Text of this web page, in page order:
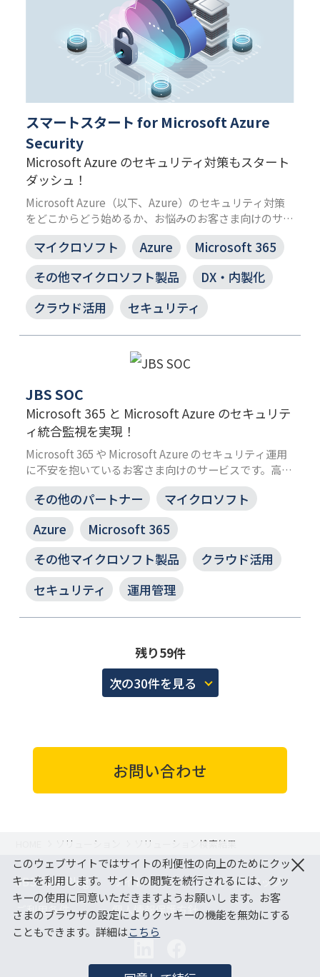
スマートスタート for Microsoft Azure
Security
Microsoft Azure のセキュリティ対策もスタート
ダッシュ！
Microsoft Azure（以下、Azure）のセキュリティ対策
をどこからどう始めるか、お悩みのお客さま向けのサー
ビスです。高度化するサイバー攻撃に対応する最先端の
脅威検知、保護機能を実装し、安心安全なクラウド環境
を実現します。
マイクロソフト Azure
Microsoft 365
その他マイクロソフト製品
DX・内製化
クラウド活用
セキュリティ
JBS SOC
Microsoft 365 と Microsoft Azure のセキュリテ
ィ統合監視を実現！
Microsoft 365 や Microsoft Azure のセキュリティ運用
に不安を抱いているお客さま向けのサービスです。高度
なログ分析により、本当に対応が必要なアラートを見極
め、対処やチューニングを代行、支援することで、健全
な環境の維持を実現できます。
その他のパートナー
マイクロソフト
Azure
Microsoft 365
その他マイクロソフト製品
クラウド活用
セキュリティ
運用管理
残り59件
次の30件を見る
お問い合わせ
ソリューション ソリューション検索結果
JBS Tech Blog サイトマップ
アクセスマップ
ご利用条件
個人情報保護方針
このウェブサイトではサイトの利便性の向上のためにクッ
キーを利用します。サイトの閲覧を続行されるには、クッ
キーの使用に同意いただきますようお願いし ます。お客
さまのブラウザの設定によりクッキーの機能を無効にする
こともできます。詳細はこちら
×